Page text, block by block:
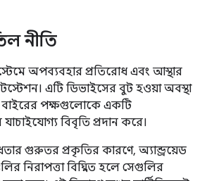
নীতি
অপব্যবহার প্রতিরোধ এবং আস্থার
এটি ডিভাইসের বুট হওয়া অবস্থা
বাইরের পক্ষগুলোকে একটি
যাচাইযোগ্য বিবৃতি প্রদান করে।
গুরুতর প্রকৃতির কারণে, অ্যান্ড্রয়েড
নিরাপত্তা বিঘ্নিত হলে সেগুলির